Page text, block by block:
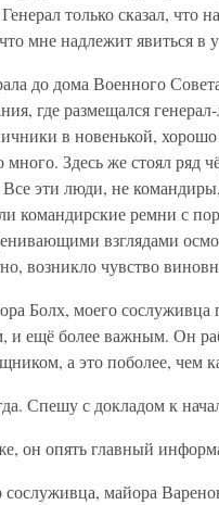
только сказал, что
мне надлежит явиться в
до дома Военного
где размещался
в новенькой,
Здесь же стоял ряд
эти люди, не
командирские ремни с
взглядами
возникло чувство
Болх, моего
и ещё более важным. Он
а это поболее, чем
Спешу с докладом к
он опять главный
сослуживца, майора